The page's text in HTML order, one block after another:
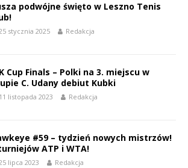
podwójne święto w Leszno Tenis
stycznia 2025 Redakcja
Cup Finals – Polki na 3. miejscu w
C. Udany debiut Kubki
11 listopada 2023 Redakcja
#59 – tydzień nowych mistrzów!
ATP i WTA!
lipca 2023 Redakcja